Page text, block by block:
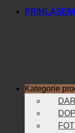
Kategorie